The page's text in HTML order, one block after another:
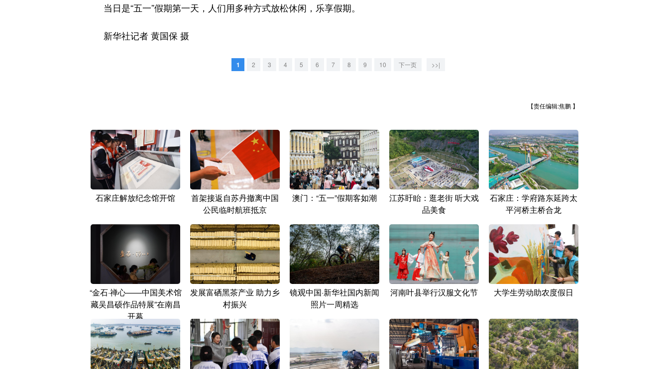
当日是“五一”假期第一天，人们用多种方式放松休闲，乐享假期。
新华社记者 黄国保 摄
1 2 3 4 5 6 7 8 9 10 下一页 >>|
【责任编辑:焦鹏 】
石家庄解放纪念馆开馆
首架接返自苏丹撤离中国
公民临时航班抵京
澳门：“五一”假期客如潮
江苏盱眙：逛老街 听大戏
品美食
石家庄：学府路东延跨太
平河桥主桥合龙
“金石·禅心——中国美术馆
藏吴昌硕作品特展”在南昌
开幕
发展富硒黑茶产业 助力乡
村振兴
镜观中国·新华社国内新闻
照片一周精选
河南叶县举行汉服文化节 大学生劳动助农度假日